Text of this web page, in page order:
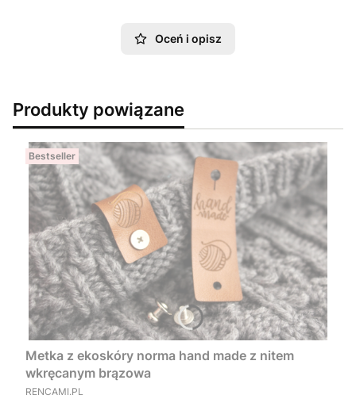
Oceń i opisz
Produkty powiązane
Bestseller
Metka z ekoskóry norma hand made z nitem
wkręcanym brązowa
PRODUCENT
RENCAMI.PL